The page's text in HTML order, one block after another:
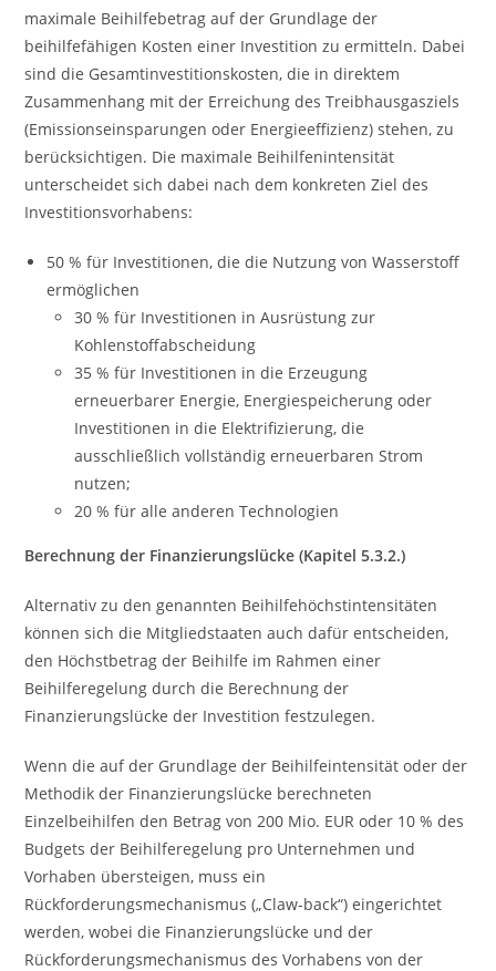
maximale Beihilfebetrag auf der Grundlage der
beihilfefähigen Kosten einer Investition zu ermitteln. Dabei
sind die Gesamtinvestitionskosten, die in direktem
Zusammenhang mit der Erreichung des Treibhausgasziels
(Emissionseinsparungen oder Energieeffizienz) stehen, zu
berücksichtigen. Die maximale Beihilfenintensität
unterscheidet sich dabei nach dem konkreten Ziel des
Investitionsvorhabens:
50 % für Investitionen, die die Nutzung von Wasserstoff
ermöglichen
30 % für Investitionen in Ausrüstung zur
Kohlenstoffabscheidung
35 % für Investitionen in die Erzeugung
erneuerbarer Energie, Energiespeicherung oder
Investitionen in die Elektrifizierung, die
ausschließlich vollständig erneuerbaren Strom
nutzen;
20 % für alle anderen Technologien
Berechnung der Finanzierungslücke (Kapitel 5.3.2.)
Alternativ zu den genannten Beihilfehöchstintensitäten
können sich die Mitgliedstaaten auch dafür entscheiden,
den Höchstbetrag der Beihilfe im Rahmen einer
Beihilferegelung durch die Berechnung der
Finanzierungslücke der Investition festzulegen.
Wenn die auf der Grundlage der Beihilfeintensität oder der
Methodik der Finanzierungslücke berechneten
Einzelbeihilfen den Betrag von 200 Mio. EUR oder 10 % des
Budgets der Beihilferegelung pro Unternehmen und
Vorhaben übersteigen, muss ein
Rückforderungsmechanismus („Claw-back“) eingerichtet
werden, wobei die Finanzierungslücke und der
Rückforderungsmechanismus des Vorhabens von der